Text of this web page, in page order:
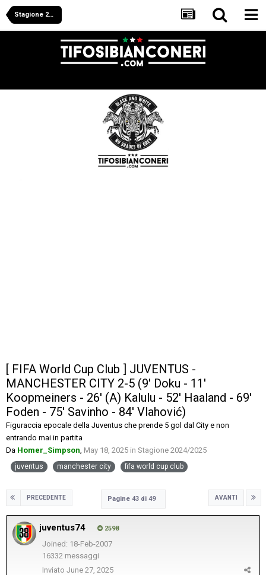
Stagione 2024/2025
[ FIFA World Cup Club ] JUVENTUS -
MANCHESTER CITY 2-5 (9' Doku - 11'
Koopmeiners - 26' (A) Kalulu - 52' Haaland - 69'
Foden - 75' Savinho - 84' Vlahović)
Figuraccia epocale della Juventus che prende 5 gol dal City e non
entrando mai in partita
Da Homer_Simpson, May 18, 2025 in Stagione 2024/2025
juventus manchester city fifa world cup club
PRECEDENTE AVANTI
Pagine 43 di 49
juventus74 2598
Joined: 18-Feb-2007
16332 messaggi
Inviato June 27, 2025